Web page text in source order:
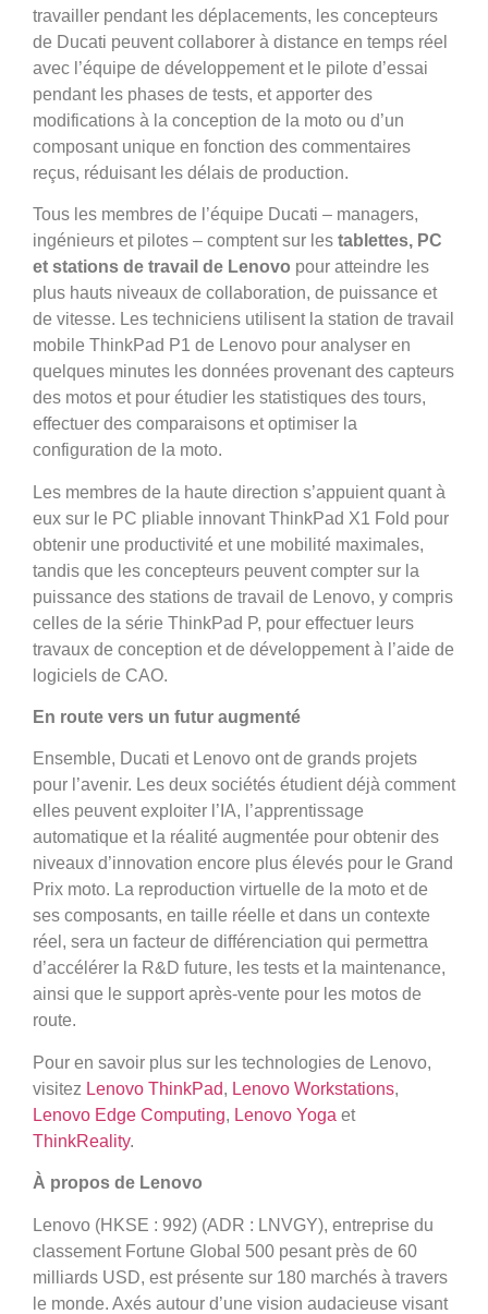
travailler pendant les déplacements, les concepteurs
de Ducati peuvent collaborer à distance en temps réel
avec l’équipe de développement et le pilote d’essai
pendant les phases de tests, et apporter des
modifications à la conception de la moto ou d’un
composant unique en fonction des commentaires
reçus, réduisant les délais de production.
Tous les membres de l’équipe Ducati – managers,
ingénieurs et pilotes – comptent sur les tablettes, PC
et stations de travail de Lenovo pour atteindre les
plus hauts niveaux de collaboration, de puissance et
de vitesse. Les techniciens utilisent la station de travail
mobile ThinkPad P1 de Lenovo pour analyser en
quelques minutes les données provenant des capteurs
des motos et pour étudier les statistiques des tours,
effectuer des comparaisons et optimiser la
configuration de la moto.
Les membres de la haute direction s’appuient quant à
eux sur le PC pliable innovant ThinkPad X1 Fold pour
obtenir une productivité et une mobilité maximales,
tandis que les concepteurs peuvent compter sur la
puissance des stations de travail de Lenovo, y compris
celles de la série ThinkPad P, pour effectuer leurs
travaux de conception et de développement à l’aide de
logiciels de CAO.
En route vers un futur augmenté
Ensemble, Ducati et Lenovo ont de grands projets
pour l’avenir. Les deux sociétés étudient déjà comment
elles peuvent exploiter l’IA, l’apprentissage
automatique et la réalité augmentée pour obtenir des
niveaux d’innovation encore plus élevés pour le Grand
Prix moto. La reproduction virtuelle de la moto et de
ses composants, en taille réelle et dans un contexte
réel, sera un facteur de différenciation qui permettra
d’accélérer la R&D future, les tests et la maintenance,
ainsi que le support après-vente pour les motos de
route.
Pour en savoir plus sur les technologies de Lenovo,
visitez Lenovo ThinkPad, Lenovo Workstations,
Lenovo Edge Computing, Lenovo Yoga et
ThinkReality.
À propos de Lenovo
Lenovo (HKSE : 992) (ADR : LNVGY), entreprise du
classement Fortune Global 500 pesant près de 60
milliards USD, est présente sur 180 marchés à travers
le monde. Axés autour d’une vision audacieuse visant